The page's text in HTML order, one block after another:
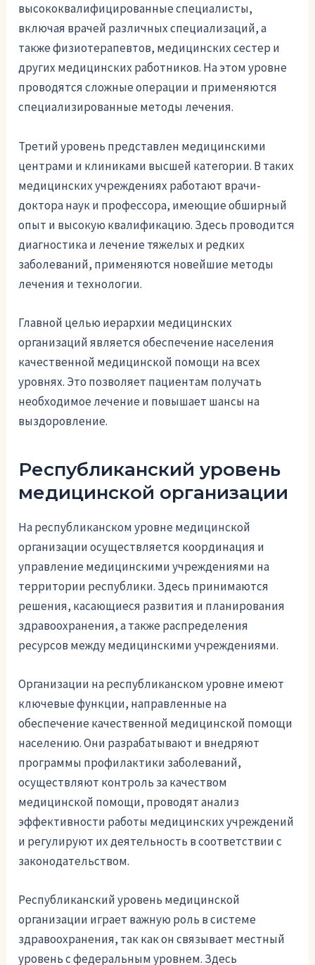
высококвалифицированные специалисты,
включая врачей различных специализаций, а
также физиотерапевтов, медицинских сестер и
других медицинских работников. На этом уровне
проводятся сложные операции и применяются
специализированные методы лечения.
Третий уровень представлен медицинскими
центрами и клиниками высшей категории. В таких
медицинских учреждениях работают врачи-
доктора наук и профессора, имеющие обширный
опыт и высокую квалификацию. Здесь проводится
диагностика и лечение тяжелых и редких
заболеваний, применяются новейшие методы
лечения и технологии.
Главной целью иерархии медицинских
организаций является обеспечение населения
качественной медицинской помощи на всех
уровнях. Это позволяет пациентам получать
необходимое лечение и повышает шансы на
выздоровление.
Республиканский уровень
медицинской организации
На республиканском уровне медицинской
организации осуществляется координация и
управление медицинскими учреждениями на
территории республики. Здесь принимаются
решения, касающиеся развития и планирования
здравоохранения, а также распределения
ресурсов между медицинскими учреждениями.
Организации на республиканском уровне имеют
ключевые функции, направленные на
обеспечение качественной медицинской помощи
населению. Они разрабатывают и внедряют
программы профилактики заболеваний,
осуществляют контроль за качеством
медицинской помощи, проводят анализ
эффективности работы медицинских учреждений
и регулируют их деятельность в соответствии с
законодательством.
Республиканский уровень медицинской
организации играет важную роль в системе
здравоохранения, так как он связывает местный
уровень с федеральным уровнем. Здесь